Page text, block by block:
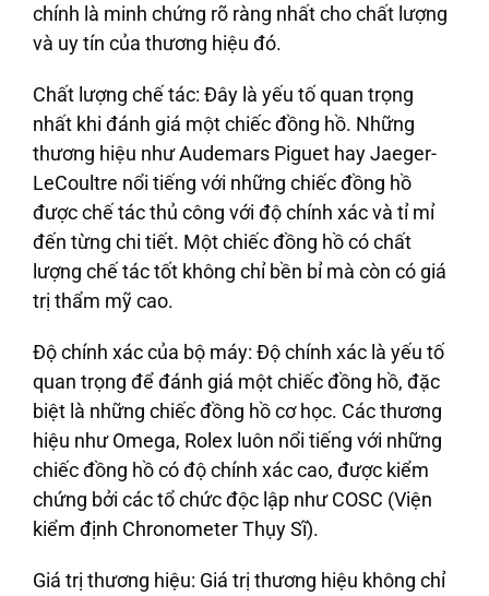
chính là minh chứng rõ ràng nhất cho chất lượng
và uy tín của thương hiệu đó.
Chất lượng chế tác: Đây là yếu tố quan trọng
nhất khi đánh giá một chiếc đồng hồ. Những
thương hiệu như Audemars Piguet hay Jaeger-
LeCoultre nổi tiếng với những chiếc đồng hồ
được chế tác thủ công với độ chính xác và tỉ mỉ
đến từng chi tiết. Một chiếc đồng hồ có chất
lượng chế tác tốt không chỉ bền bỉ mà còn có giá
trị thẩm mỹ cao.
Độ chính xác của bộ máy: Độ chính xác là yếu tố
quan trọng để đánh giá một chiếc đồng hồ, đặc
biệt là những chiếc đồng hồ cơ học. Các thương
hiệu như Omega, Rolex luôn nổi tiếng với những
chiếc đồng hồ có độ chính xác cao, được kiểm
chứng bởi các tổ chức độc lập như COSC (Viện
kiểm định Chronometer Thụy Sĩ).
Giá trị thương hiệu: Giá trị thương hiệu không chỉ